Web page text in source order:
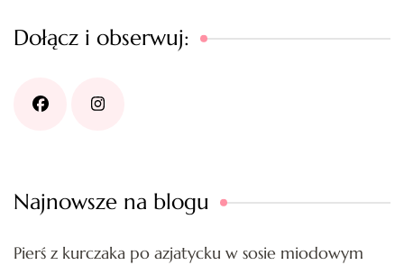
Dołącz i obserwuj:
Najnowsze na blogu
Pierś z kurczaka po azjatycku w sosie miodowym